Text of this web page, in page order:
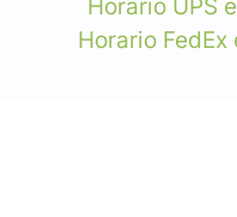
Horario UPS
Horario